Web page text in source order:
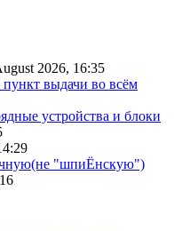
2026, 16:35
пункт выдачи во всём
устройства и блоки
"шпиЁнскую")